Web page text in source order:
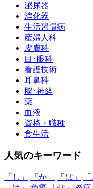
泌尿器
消化器
生活習慣病
産婦人科
皮膚科
目･眼科
看護技術
耳鼻科
脳･神経
薬
血液
資格・職種
食生活
人気のキーワード
「し」 「か」 「は」